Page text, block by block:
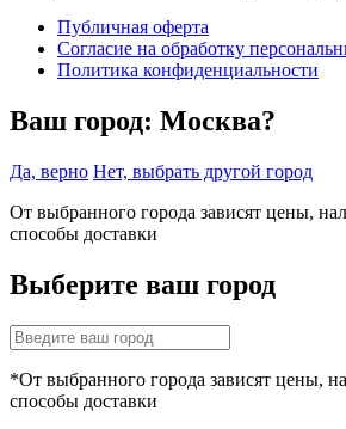
Публичная оферта
Согласие на обработку
Политика конфиденциальности
Ваш город: Москва?
Да, верно Нет, выбрать другой город
От выбранного города зависят цены,
способы доставки
Выберите ваш город
*От выбранного города зависят цены,
способы доставки